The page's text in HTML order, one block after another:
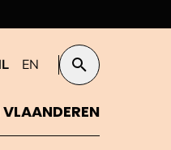
EN Zoeken